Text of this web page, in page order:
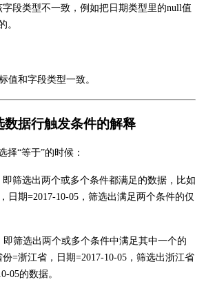
段类型不一致，例如把日期类型里的null值
。
值和字段类型一致。
据行触发条件的解释
择“等于”的时候：
即筛选出两个或多个条件都满足的数据，比如
日期=2017-10-05，筛选出满足两个条件的仅
即筛选出两个或多个条件中满足其中一个的
=浙江省，日期=2017-10-05，筛选出浙江省
05的数据。